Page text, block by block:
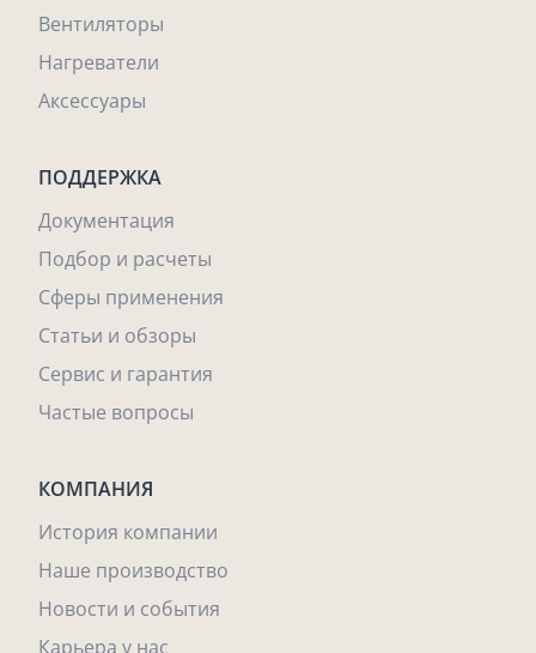
Вентиляторы
Нагреватели
Аксессуары
ПОДДЕРЖКА
Документация
Подбор и расчеты
Сферы применения
Статьи и обзоры
Сервис и гарантия
Частые вопросы
КОМПАНИЯ
История компании
Наше производство
Новости и события
Карьера у нас